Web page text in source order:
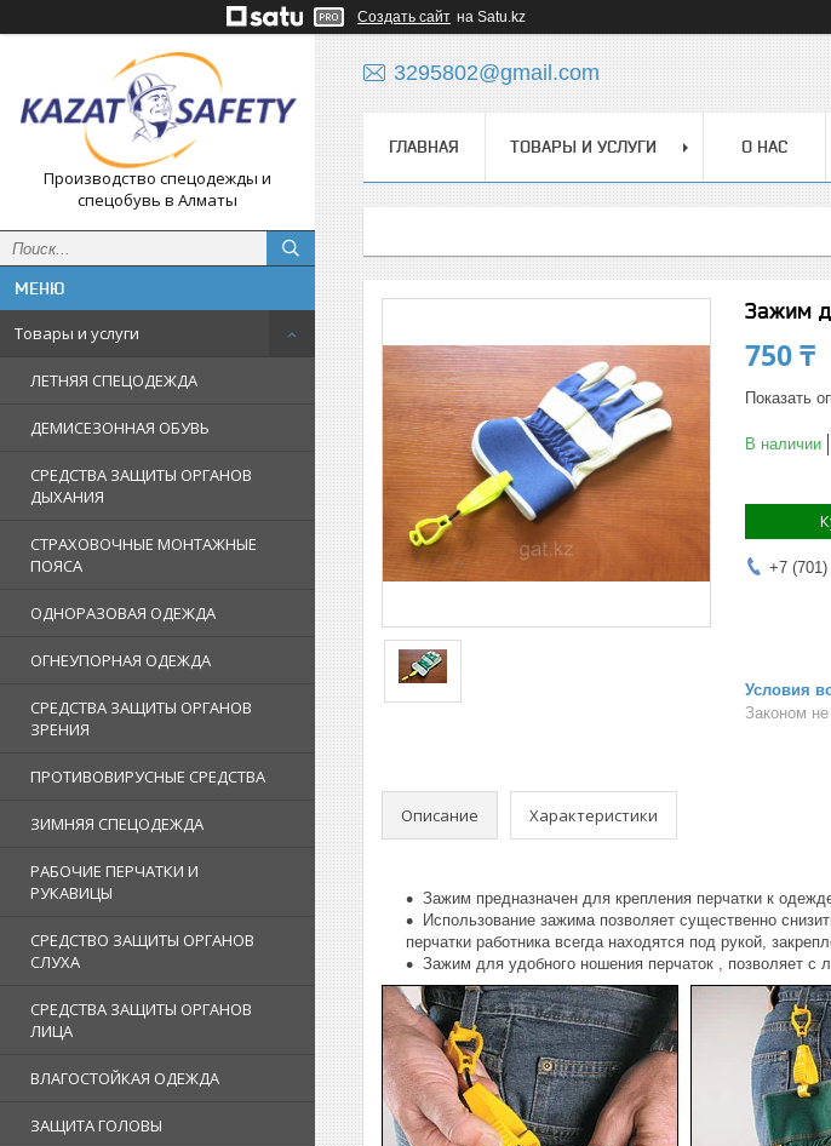
Создать сайт на Satu.kz
Производство спецодежды и
спецобувь в Алматы
Товары и услуги
ЛЕТНЯЯ СПЕЦОДЕЖДА
ДЕМИСЕЗОННАЯ ОБУВЬ
СРЕДСТВА ЗАЩИТЫ ОРГАНОВ
ДЫХАНИЯ
СТРАХОВОЧНЫЕ МОНТАЖНЫЕ
ПОЯСА
ОДНОРАЗОВАЯ ОДЕЖДА
ОГНЕУПОРНАЯ ОДЕЖДА
СРЕДСТВА ЗАЩИТЫ ОРГАНОВ
ЗРЕНИЯ
ПРОТИВОВИРУСНЫЕ СРЕДСТВА
ЗИМНЯЯ СПЕЦОДЕЖДА
РАБОЧИЕ ПЕРЧАТКИ И
РУКАВИЦЫ
СРЕДСТВО ЗАЩИТЫ ОРГАНОВ
СЛУХА
СРЕДСТВА ЗАЩИТЫ ОРГАНОВ
ЛИЦА
ВЛАГОСТОЙКАЯ ОДЕЖДА
ЗАЩИТА ГОЛОВЫ
3295802@gmail.com
ГЛАВНАЯ ТОВАРЫ И УСЛУГИ О НАС
Зажим
750 ₸
Показать
В наличии
+7 (701)
Законом
Описание Характеристики
Зажим предназначен для крепления перчатки к
Использование зажима позволяет существенно
перчатки работника всегда находятся под рукой,
Зажим для удобного ношения перчаток , позволяет с